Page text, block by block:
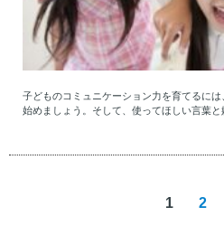
子どものコミュニケーション力を育てるに
始めましょう。そして、使ってほしい言葉と
1 2